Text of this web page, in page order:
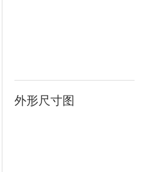
外形尺寸图